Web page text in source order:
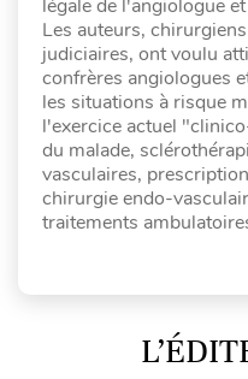
légale de l'angiologue
Les auteurs,
judiciaires, ont voulu
confrères angiologues
les situations à risque
l'exercice actuel
du malade,
vasculaires,
chirurgie endo-
traitements